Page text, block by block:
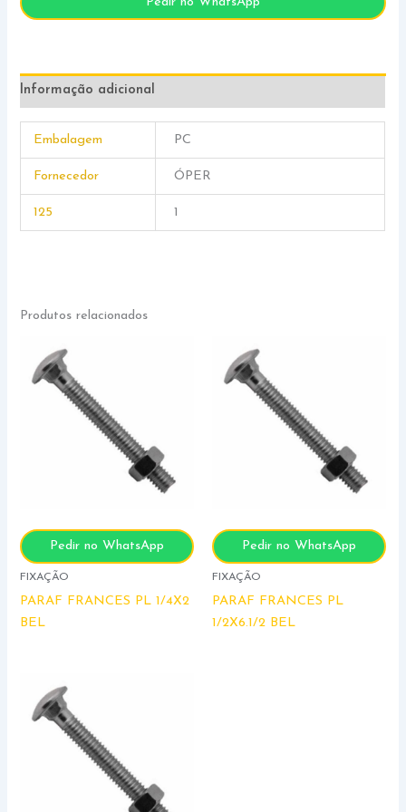
Informação adicional
Embalagem PC
Fornecedor ÓPER
125 1
Produtos relacionados
Pedir no WhatsApp
FIXAÇÃO
PARAF FRANCES PL 1/4X2
BEL
Pedir no WhatsApp
FIXAÇÃO
PARAF FRANCES PL
1/2X6.1/2 BEL